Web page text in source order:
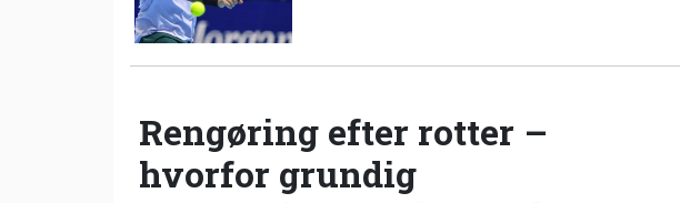
Rengøring efter rotter –
hvorfor grundig